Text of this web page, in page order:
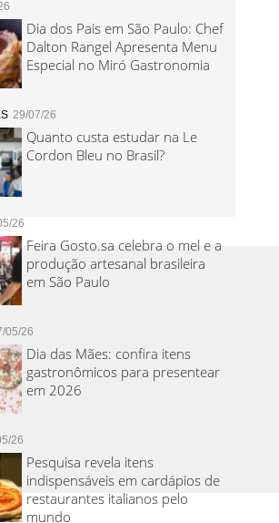
Dia dos Pais em São Paulo: Chef
Dalton Rangel Apresenta Menu
Especial no Miró Gastronomia
29/07/26
Quanto custa estudar na Le
Cordon Bleu no Brasil?
26
Feira Gosto.sa celebra o mel e a
produção artesanal brasileira
em São Paulo
05/26
Dia das Mães: confira itens
gastronômicos para presentear
em 2026
26
Pesquisa revela itens
indispensáveis em cardápios de
restaurantes italianos pelo
mundo